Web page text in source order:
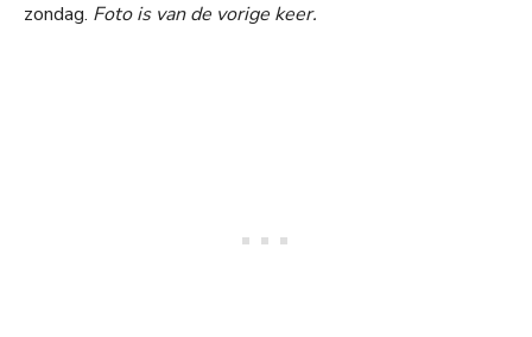
zondag. Foto is van de vorige keer.